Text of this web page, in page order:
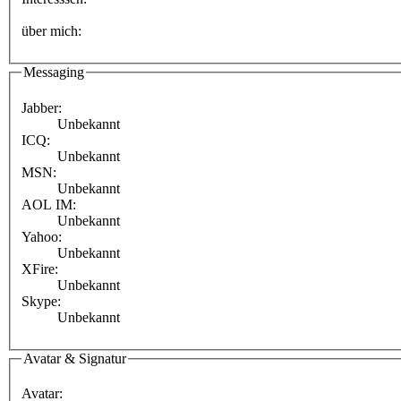
über mich:
Messaging
Jabber:
Unbekannt
ICQ:
Unbekannt
MSN:
Unbekannt
AOL IM:
Unbekannt
Yahoo:
Unbekannt
XFire:
Unbekannt
Skype:
Unbekannt
Avatar & Signatur
Avatar: